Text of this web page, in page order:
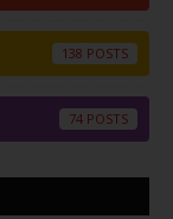
138
74